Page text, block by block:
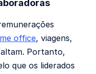
office, viagens,
Portanto,
que os liderados